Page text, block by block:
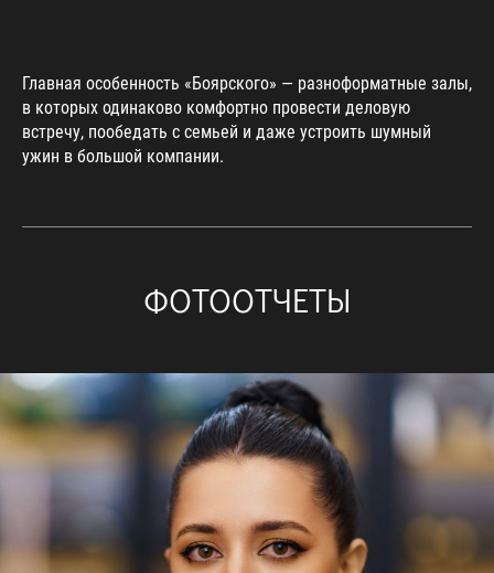
Главная особенность «Боярского» — разноформатные залы,
в которых одинаково комфортно провести деловую
встречу, пообедать с семьей и даже устроить шумный
ужин в большой компании.
ФОТООТЧЕТЫ